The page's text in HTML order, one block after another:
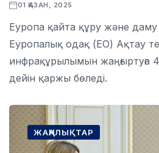
01 ҚАЗАН, 2025
Еуропа қайта құру және
Еуропалық одақ (ЕО) Ақтау
инфрақұрылымын жаңғыртуға
дейін қаржы бөледі.
ЖАҢАЛЫҚТАР